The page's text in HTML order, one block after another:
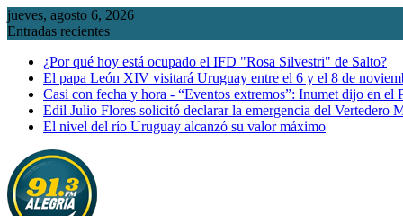
Saltar
al
jueves, agosto 6, 2026
Entradas recientes
¿Por qué hoy está ocupado el IFD "Rosa Silvestri" de Salto?
El papa León XIV visitará Uruguay entre el 6 y el 8 de
Casi con fecha y hora - “Eventos extremos”: Inumet dijo en
Edil Julio Flores solicitó declarar la emergencia del Vertedero
El nivel del río Uruguay alcanzó su valor máximo